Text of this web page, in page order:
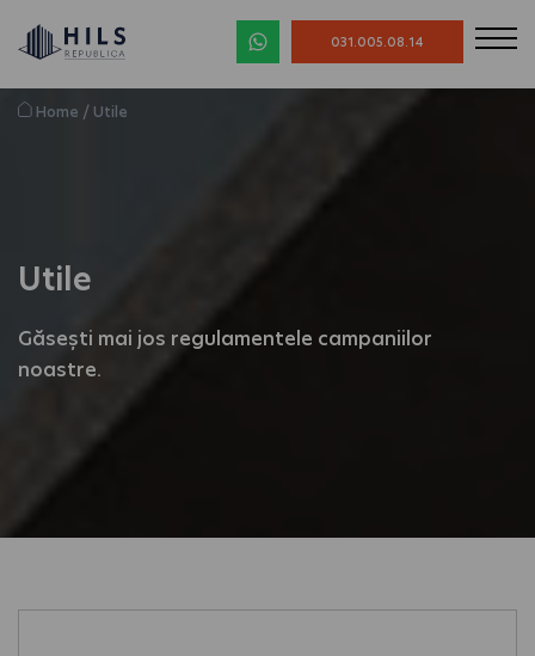
031.005.08.14
Home / Utile
Utile
Găsești mai jos regulamentele campaniilor
noastre.